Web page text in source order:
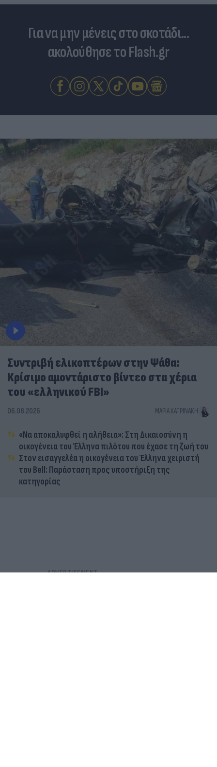
Για να μην μένεις στο σκοτάδι...
ακολούθησε το Flash.gr
Συντριβή ελικοπτέρων στην Ψάθα:
Κρίσιμο αμοντάριστο βίντεο στα χέρια
του «ελληνικού FBI»
06.08.2026 ΜΑΡΊΑ ΚΑΤΡΙΝΆΚΗ
«Να αποκαλυφθεί η αλήθεια»: Στη Δικαιοσύνη η
οικογένεια του Έλληνα πιλότου που έχασε τη ζωή του
Στον εισαγγελέα η οικογένεια του Έλληνα χειριστή
του Bell: Παράσταση προς υποστήριξη της
κατηγορίας